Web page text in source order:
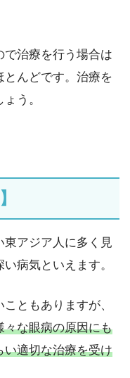
で治療を行う場合は
とんどです。治療を
う。
東アジア人に多く見
病気といえます。
ともありますが、
々な眼病の原因にも
い適切な治療を受け